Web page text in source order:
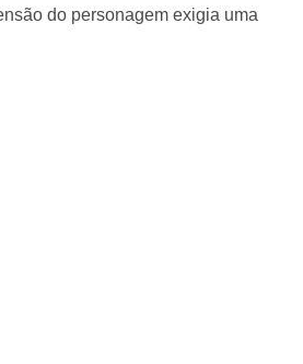
do personagem exigia uma